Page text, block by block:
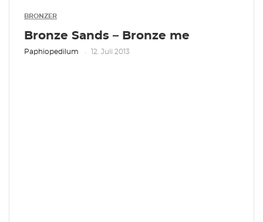
BRONZER
Bronze Sands – Bronze me
Paphiopedilum 12. Juli 2013